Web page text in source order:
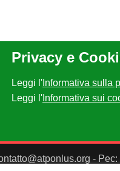
Privacy e
Leggi l' Informativa sulla
Leggi l' Informativa sui
-